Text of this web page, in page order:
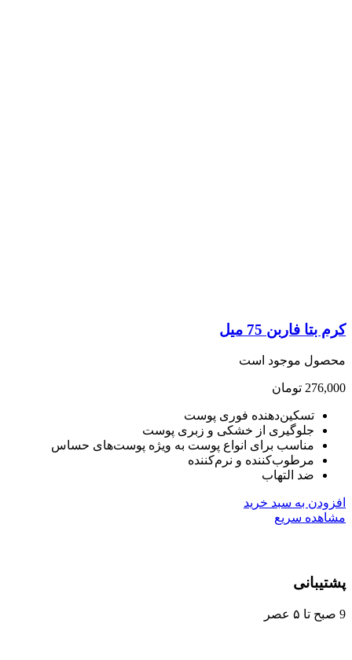
75 میل
است
تومان
فوری پوست
از خشکی و زبری پوست
برای انواع پوست به ویژه پوست‌های حساس
و نرم‌کننده
التهاب
سبد خرید
سریع